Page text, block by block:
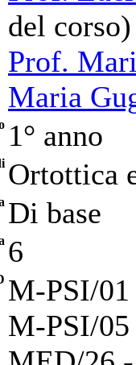
del corso)
Prof.
Maria
1° anno
Ortottica
Di base
6
M-PSI/01
M-PSI/